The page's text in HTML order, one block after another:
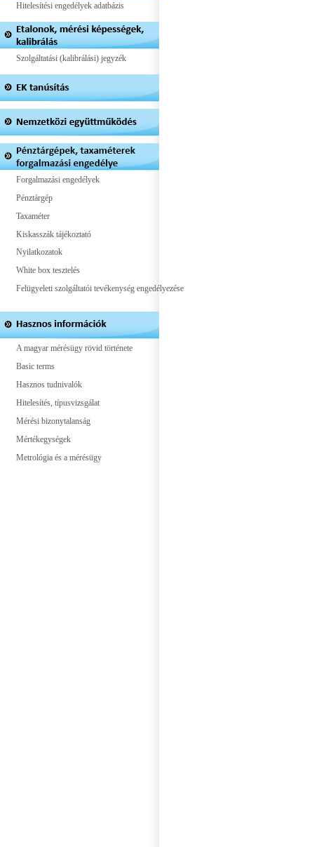
Hitelesítési engedélyek adatbázis
Szolgáltatási (kalibrálási) jegyzék
Forgalmazási engedélyek
Pénztárgép
Taxaméter
Kiskasszák tájékoztató
Nyilatkozatok
White box tesztelés
Felügyeleti szolgáltatói tevékenység engedélyezése
A magyar mérésügy rövid története
Basic terms
Hasznos tudnivalók
Hitelesítés, típusvizsgálat
Mérési bizonytalanság
Mértékegységek
Metrológia és a mérésügy